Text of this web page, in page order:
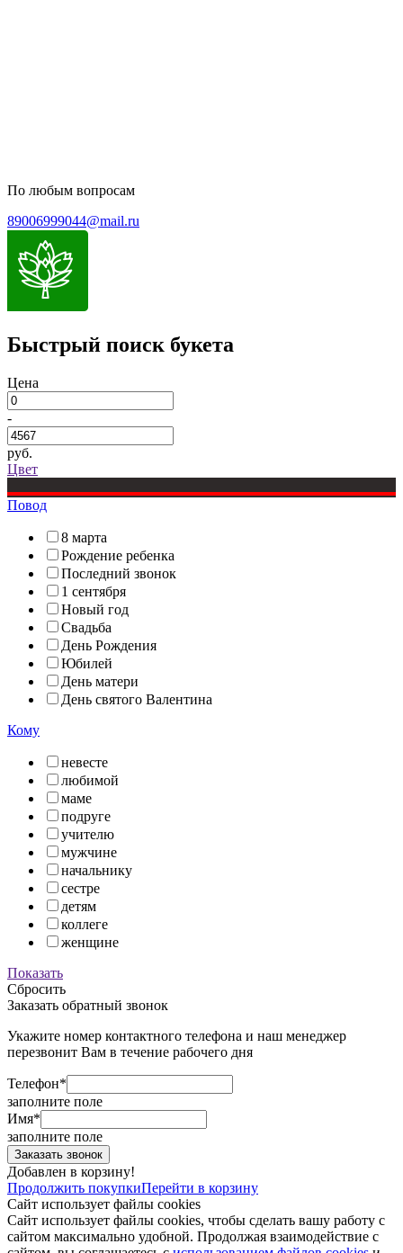
По любым вопросам
89006999044@mail.ru
Быстрый поиск букета
Цена
-
руб.
Цвет
Повод
8 марта
Рождение ребенка
Последний звонок
1 сентября
Новый год
Свадьба
День Рождения
Юбилей
День матери
День святого Валентина
Кому
невесте
любимой
маме
подруге
учителю
мужчине
начальнику
сестре
детям
коллеге
женщине
Показать
Сбросить
Заказать обратный звонок
Укажите номер контактного телефона и наш менеджер
перезвонит Вам в течение рабочего дня
Телефон*
заполните поле
Имя*
заполните поле
Добавлен в корзину!
Продолжить покупкиПерейти в корзину
Сайт использует файлы cookies
Сайт использует файлы cookies, чтобы сделать вашу работу с
сайтом максимально удобной. Продолжая взаимодействие с